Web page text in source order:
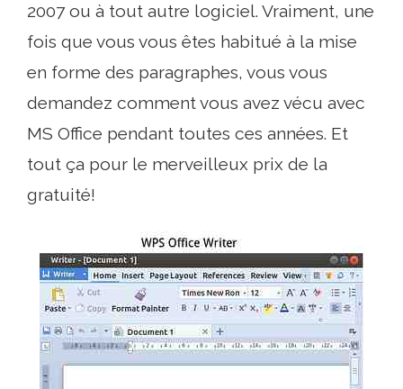
2007 ou à tout autre logiciel. Vraiment, une
fois que vous vous êtes habitué à la mise
en forme des paragraphes, vous vous
demandez comment vous avez vécu avec
MS Office pendant toutes ces années. Et
tout ça pour le merveilleux prix de la
gratuité!